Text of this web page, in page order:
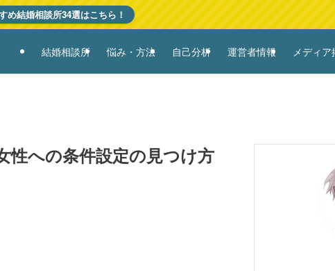
め結婚相談所34選はこちら！
結婚相談所 悩み・方法 自己分析 運営者情報 メディア
性への条件設定の見つけ方